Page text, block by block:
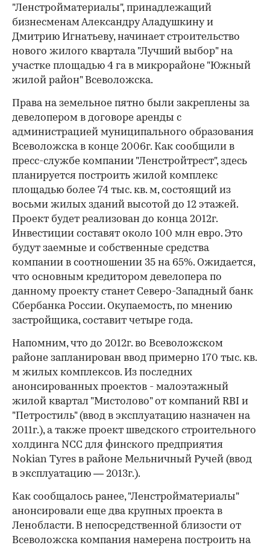
"Ленстройматериалы", принадлежащий
бизнесменам Александру Аладушкину и
Дмитрию Игнатьеву, начинает строительство
нового жилого квартала "Лучший выбор" на
участке площадью 4 га в микрорайоне "Южный
жилой район" Всеволожска.
Права на земельное пятно были закреплены за
девелопером в договоре аренды с
администрацией муниципального образования
Всеволожска в конце 2006г. Как сообщили в
пресс-службе компании "Ленстройтрест", здесь
планируется построить жилой комплекс
площадью более 74 тыс. кв. м, состоящий из
восьми жилых зданий высотой до 12 этажей.
Проект будет реализован до конца 2012г.
Инвестиции составят около 100 млн евро. Это
будут заемные и собственные средства
компании в соотношении 35 на 65%. Ожидается,
что основным кредитором девелопера по
данному проекту станет Северо-Западный банк
Сбербанка России. Окупаемость, по мнению
застройщика, составит четыре года.
Напомним, что до 2012г. во Всеволожском
районе запланирован ввод примерно 170 тыс. кв.
м жилых комплексов. Из последних
анонсированных проектов - малоэтажный
жилой квартал "Мистолово" от компаний RBI и
"Петростиль" (ввод в эксплуатацию назначен на
2011г.), а также проект шведского строительного
холдинга NCC для финского предприятия
Nokian Tyres в районе Мельничный Ручей (ввод
в эксплуатацию — 2013г.).
Как сообщалось ранее, "Ленстройматериалы"
анонсировали еще два крупных проекта в
Ленобласти. В непосредственной близости от
Всеволожска компания намерена построить на